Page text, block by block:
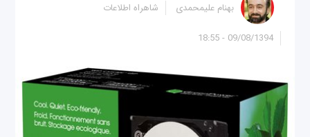
09/08/1394 - 18:55
بهنام علیمحمدی شاهراه اطلاعات